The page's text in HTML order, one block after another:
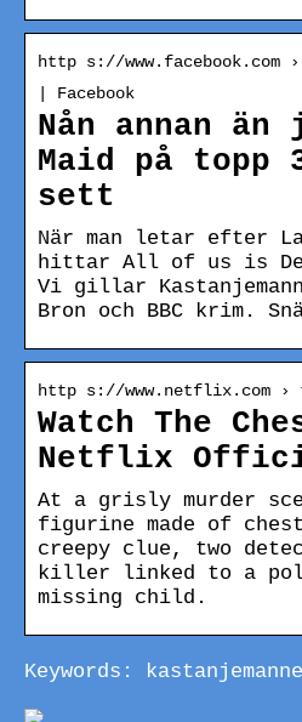
http s://
| Facebook
Nån annan än
Maid på
sett
När man letar efter
hittar All of us is
Vi gillar
Bron och BBC krim.
http s://www.netflix.com
Watch The
Netflix
At a grisly murder
figurine made of
creepy clue, two
killer linked to a
missing child.
Keywords: